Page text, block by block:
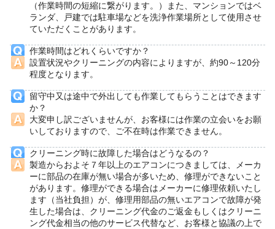
（作業時間の短縮に繋がります。）また、マンションではベ
ランダ、戸建では駐車場などを洗浄作業場所として使用させ
ていただくことがあります。
作業時間はどれくらいですか？
設置状況やクリーニングの内容によりますが、約90～120分
程度となります。
留守中又は途中で外出しても作業してもらうことはできます
か？
大変申し訳ございませんが、お客様には作業の立会いをお願
いしておりますので、ご不在時は作業できません。
クリーニング時に故障した場合はどうなるの？
製造からおよそ７年以上のエアコンにつきましては、メーカ
ーに部品の在庫が無い場合が多いため、修理ができないこと
があります。修理ができる場合はメーカーに修理依頼いたし
ます（当社負担）が、修理用部品の無いエアコンで故障が発
生した場合は、クリーニング代金のご返金もしくはクリーニ
ング代金相当の他のサービス代替など、お客様と協議の上で